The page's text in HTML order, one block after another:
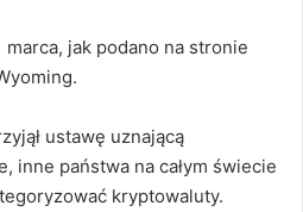
jak podano na stronie
ustawę uznającą
inne państwa na całym świecie
kryptowaluty.